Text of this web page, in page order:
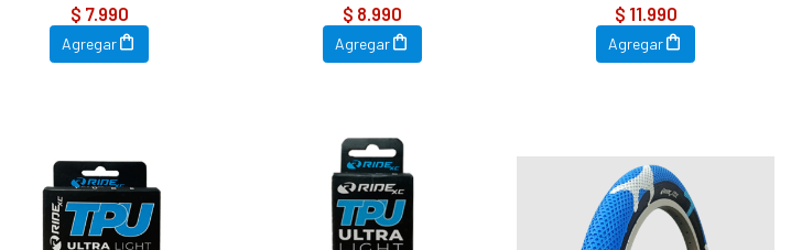
$ 7.990
Agregar
$ 8.990
Agregar
$ 11.990
Agregar